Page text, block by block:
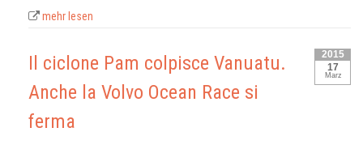
mehr lesen
2015
17
Marz
Il ciclone Pam colpisce Vanuatu.
Anche la Volvo Ocean Race si
ferma